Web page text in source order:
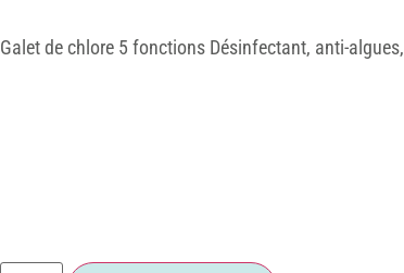
Galet de chlore 5 fonctions Désinfectant, anti-